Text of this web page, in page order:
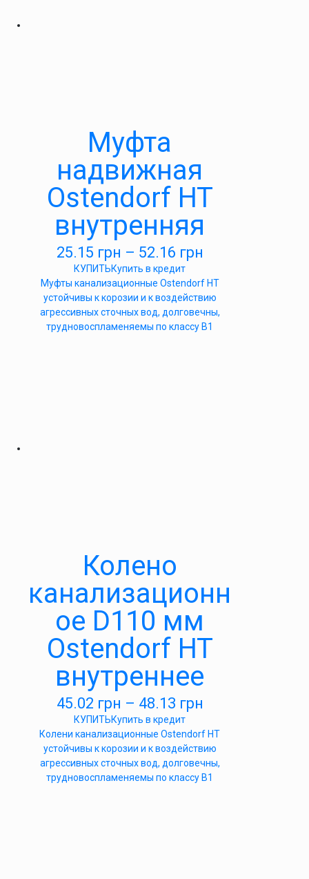
Муфта
надвижная
Ostendorf HT
внутренняя
25.15 грн – 52.16 грн
КУПИТЬКупить в кредит
Муфты канализационные Ostendorf HT
устойчивы к корозии и к воздействию
агрессивных сточных вод, долговечны,
трудновоспламеняемы по классу B1
Колено
канализационн
ое D110 мм
Ostendorf HT
внутреннее
45.02 грн – 48.13 грн
КУПИТЬКупить в кредит
Колени канализационные Ostendorf HT
устойчивы к корозии и к воздействию
агрессивных сточных вод, долговечны,
трудновоспламеняемы по классу B1